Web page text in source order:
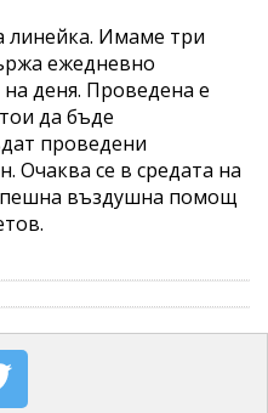
линейка. Имаме три
ежедневно
деня. Проведена е
да бъде
проведени
Очаква се в средата на
въздушна помощ